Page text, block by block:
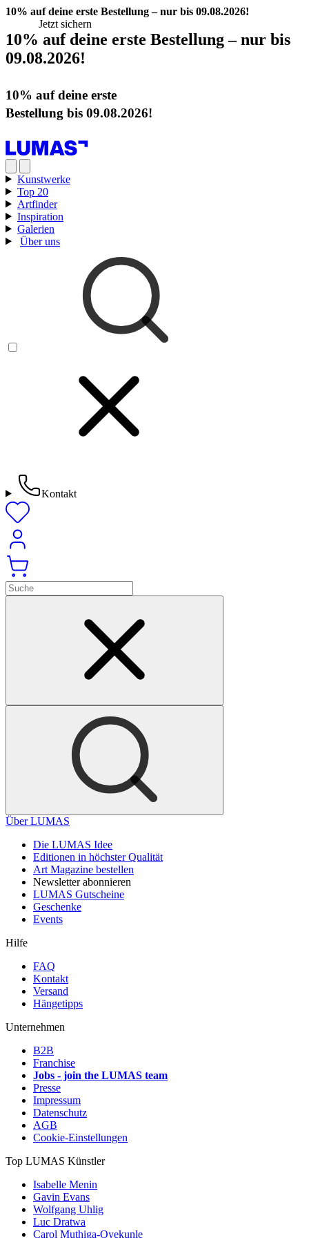
10% auf deine erste Bestellung – nur bis 09.08.2026!
Jetzt sichern
10% auf deine erste Bestellung – nur bis
09.08.2026!
10% auf deine erste
Bestellung bis 09.08.2026!
Kunstwerke
Top 20
Artfinder
Inspiration
Galerien
Über uns
Kontakt
Über LUMAS
Die LUMAS Idee
Editionen in höchster Qualität
Art Magazine bestellen
Newsletter abonnieren
LUMAS Gutscheine
Geschenke
Events
Hilfe
FAQ
Kontakt
Versand
Hängetipps
Unternehmen
B2B
Franchise
Jobs - join the LUMAS team
Presse
Impressum
Datenschutz
AGB
Cookie-Einstellungen
Top LUMAS Künstler
Isabelle Menin
Gavin Evans
Wolfgang Uhlig
Luc Dratwa
Carol Muthiga-Oyekunle